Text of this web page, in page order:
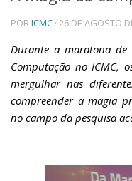
Pessoas
Ensino
Graduação
Pós-Graduação
Educação a
Cursos de Extensão
Centros, Núcleos e
PORICMC · 26 DE AGOSTO
Durante a maratona
Computação no ICMC,
mergulhar nas
compreender a magia
no campo da pesquisa